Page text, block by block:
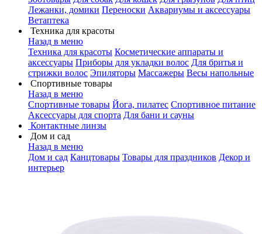
Лежанки, домики Переноски Аквариумы и аксессуары
Ветаптека
Техника для красоты
Назад в меню
Техника для красоты Косметические аппараты и
аксессуары Приборы для укладки волос Для бритья и
стрижки волос Эпиляторы Массажеры Весы напольные
Спортивные товары
Назад в меню
Спортивные товары Йога, пилатес Спортивное питание
Аксессуары для спорта Для бани и сауны
Контактные линзы
Дом и сад
Назад в меню
Дом и сад Канцтовары Товары для праздников Декор и
интерьер